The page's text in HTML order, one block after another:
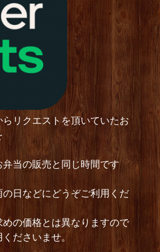
リクエストを頂いていたお
当の販売と同じ時間です
日などにどうぞご利用くだ
の価格とは異なりますので
ださいませ。